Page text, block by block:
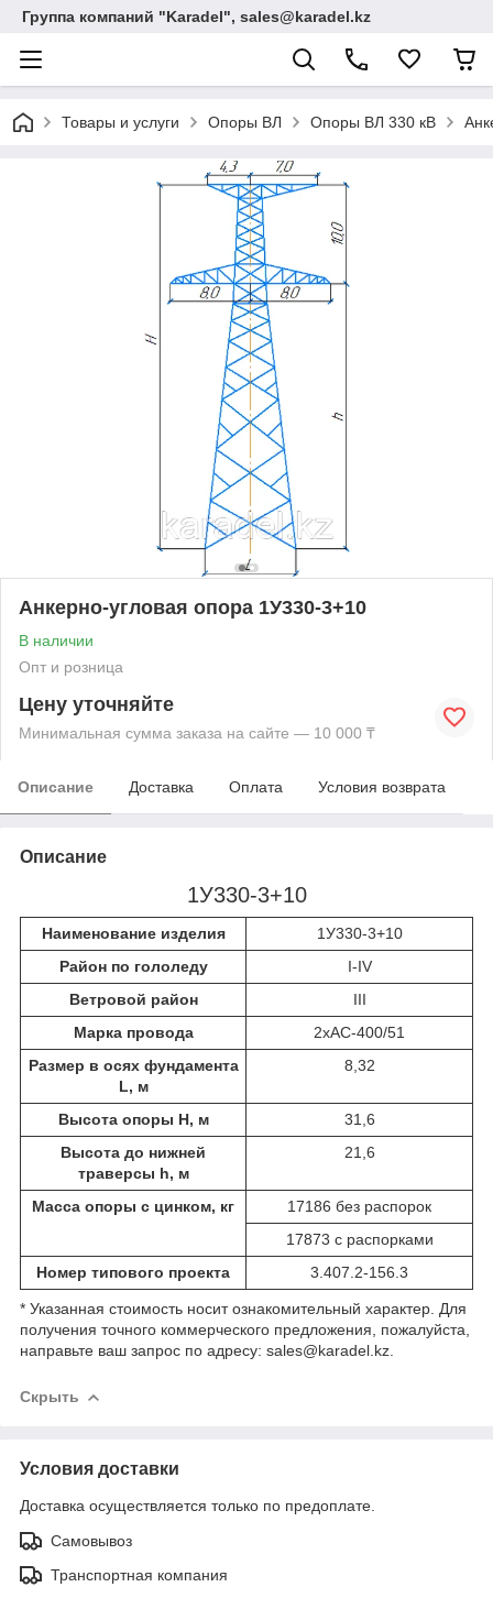
Группа компаний "Karadel", sales@karadel.kz
Товары и услуги Опоры ВЛ Опоры ВЛ 330 кВ
Анкерно-угловая опора 1У330-3+10
В наличии
Опт и розница
Цену уточняйте
Минимальная сумма заказа на сайте — 10 000 ₸
Описание Доставка Оплата Условия возврата
Описание
1У330-3+10
Наименование изделия
1У330-3+10
Район по гололеду
I-IV
Ветровой район
III
Марка провода
2хАС-400/51
Размер в осях фундамента
L, м
8,32
Высота опоры Н, м
31,6
Высота до нижней
траверсы h, м
21,6
Масса опоры с цинком, кг
17186 без распорок
17873 с распорками
Номер типового проекта
3.407.2-156.3
* Указанная стоимость носит ознакомительный характер. Для
получения точного коммерческого предложения, пожалуйста,
направьте ваш запрос по адресу: sales@karadel.kz.
Скрыть
Условия доставки
Доставка осуществляется только по предоплате.
Самовывоз
Транспортная компания